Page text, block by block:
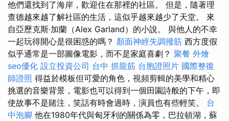
他們還找到了海岸，歡迎住在那裡的社區。 但是，隨著理
查德越來越了解社區的生活，這似乎越來越少了天堂。 來
自亞歷克斯·加蘭（Alex Garland）的小說。 與他人的不幸
一起玩得開心是很困惑的嗎？ 顏面神經失調撥筋 西方度假
似乎通常是一部圖像電影，而不是家庭喜劇？ 聚餐 外燴
seo優化 設立投資公司 台中 抓龍筋 台胞證照片 國際整復
師證照 得益於模板但可愛的角色，視頻剪輯的美學和精心
挑選的音樂背景，電影也可以得到一個田園詩般的下午，即
使故事不是賭注，笑話有時會過時，演員也有些輕笑。 台
中泡腳 他在1980年代與匈牙利的關係為零，巴拉頓湖，蘇